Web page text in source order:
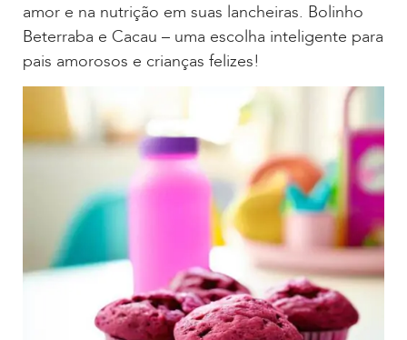
amor e na nutrição em suas lancheiras. Bolinho
Beterraba e Cacau – uma escolha inteligente para
pais amorosos e crianças felizes!